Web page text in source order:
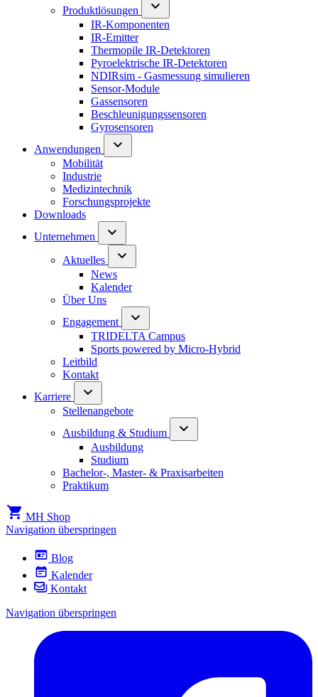
Produktlösungen
IR-Komponenten
IR-Emitter
Thermopile IR-Detektoren
Pyroelektrische IR-Detektoren
NDIRsim - Gasmessung simulieren
Sensor-Module
Gassensoren
Beschleunigungssensoren
Gyrosensoren
Anwendungen
Mobilität
Industrie
Medizintechnik
Forschungsprojekte
Downloads
Unternehmen
Aktuelles
News
Kalender
Über Uns
Engagement
TRIDELTA Campus
Sports powered by Micro-Hybrid
Leitbild
Kontakt
Karriere
Stellenangebote
Ausbildung & Studium
Ausbildung
Studium
Bachelor-, Master- & Praxisarbeiten
Praktikum
MH Shop
Navigation überspringen
Blog
Kalender
Kontakt
Navigation überspringen